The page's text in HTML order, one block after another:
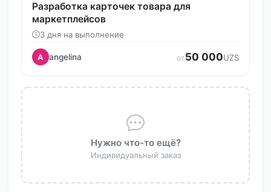
Разработка карточек товара для
маркетплейсов
3 дня на выполнение
A angelina от50 000UZS
Нужно что-то ещё?
Индивидуальный заказ